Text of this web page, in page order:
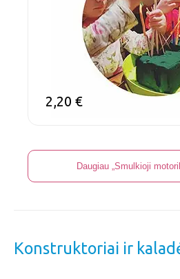
2,20 €
Daugiau „Smulkioji
Konstruktoriai ir